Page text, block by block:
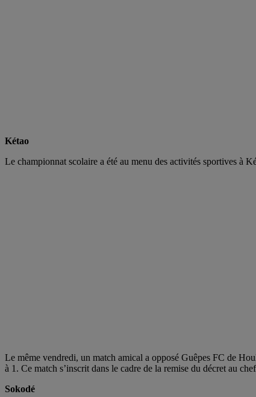
Kétao
Le championnat scolaire a été au menu des activités sportives à
Le même vendredi, un match amical a opposé Guêpes FC de
à 1. Ce match s’inscrit dans le cadre de la remise du décret au
Sokodé